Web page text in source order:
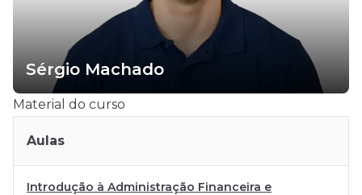
Sérgio Machado
Material do curso
Aulas
Introdução à Administração Financeira e